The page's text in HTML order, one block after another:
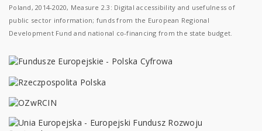
Poland, 2014-2020, Measure 2.3: Digital accessibility and usefulness of
public sector information; funds from the European Regional
Development Fund and national co-financing from the state budget.